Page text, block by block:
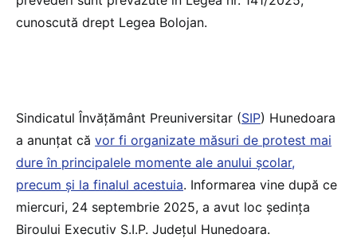
cunoscută drept Legea Bolojan.
Sindicatul Învățământ Preuniversitar (SIP) Hunedoara
a anunțat că vor fi organizate măsuri de protest mai
dure în principalele momente ale anului școlar,
precum și la finalul acestuia. Informarea vine după ce
miercuri, 24 septembrie 2025, a avut loc ședința
Biroului Executiv S.I.P. Județul Hunedoara.